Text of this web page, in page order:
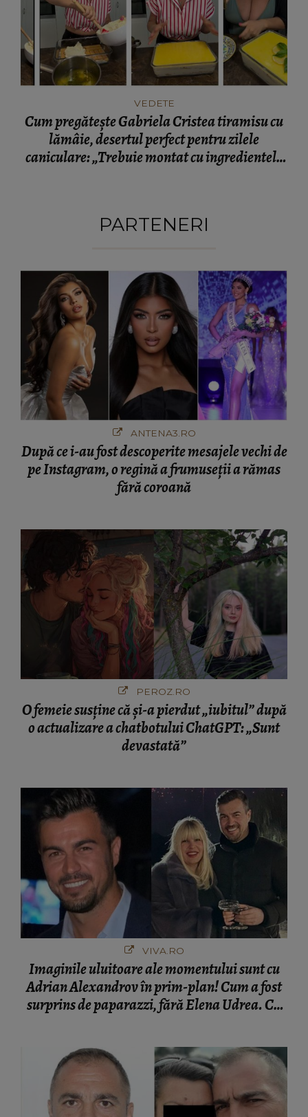
VEDETE
Cum pregătește Gabriela Cristea tiramisu cu
lămâie, desertul perfect pentru zilele
caniculare: „Trebuie montat cu ingredientele
PARTENERI
ANTENA3.RO
După ce i-au fost descoperite mesajele vechi de
pe Instagram, o regină a frumuseții a rămas
fără coroană
PEROZ.RO
O femeie susține că și-a pierdut „iubitul” după
o actualizare a chatbotului ChatGPT: „Sunt
devastată”
VIVA.RO
Imaginile uluitoare ale momentului sunt cu
Adrian Alexandrov în prim-plan! Cum a fost
surprins de paparazzi, fără Elena Udrea. Cu